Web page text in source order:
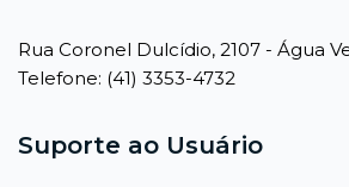
Rua Coronel Dulcídio, 2107 - Água
Telefone: (41) 3353-4732
Suporte ao Usuário